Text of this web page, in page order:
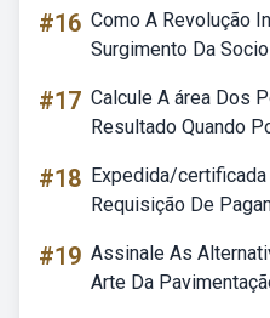
#16 Como A Revolução
Surgimento Da
#17 Calcule A área Dos
Resultado Quando
#18 Expedida/
Requisição De
#19 Assinale As
Arte Da